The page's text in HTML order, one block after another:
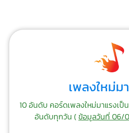
เพลงใหม่ม
10 อันดับ คอร์ดเพลงใหม่มาแรงเ
อันดับทุกวัน (ข้อมูลวันที่ 06/